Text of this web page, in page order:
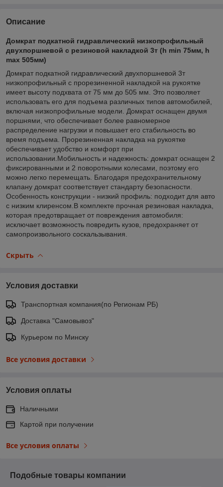
Описание
Домкрат подкатной гидравлический низкопрофильный
двухпоршневой с резиновой накладкой 3т (h min 75мм, h
max 505мм)
Домкрат подкатной гидравлический двухпоршневой 3т
низкопрофильный с прорезиненной накладкой на рукоятке
имеет высоту подхвата от 75 мм до 505 мм. Это позволяет
использовать его для подъема различных типов автомобилей,
включая низкопрофильные модели. Домкрат оснащен двумя
поршнями, что обеспечивает более равномерное
распределение нагрузки и повышает его стабильность во
время подъема. Прорезиненная накладка на рукоятке
обеспечивает удобство и комфорт при
использовании.Мобильность и надежность: домкрат оснащен 2
фиксированными и 2 поворотными колесами, поэтому его
можно легко перемещать. Благодаря предохранительному
клапану домкрат соответствует стандарту безопасности.
Особенность конструкции - низкий профиль: подходит для авто
с низким клиренсом.В комплекте прочная резиновая накладка,
которая предотвращает от повреждения автомобиля:
исключает возможность повредить кузов, предохраняет от
самопроизвольного соскальзывания.
Скрыть
Условия доставки
Транспортная компания(по Регионам РБ)
Доставка "Самовывоз"
Курьером по Минску
Все условия доставки
Условия оплаты
Наличными
Картой при получении
Все условия оплаты
Подобные товары компании